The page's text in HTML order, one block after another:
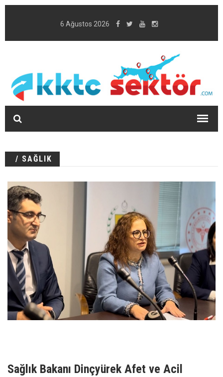
6 Ağustos 2026
/ SAĞLIK
Sağlık Bakanı Dinçyürek Afet ve Acil